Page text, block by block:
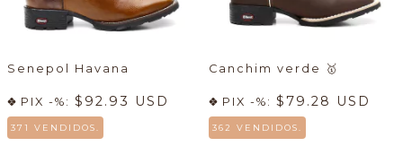
Senepol Havana
PIX -%: $92.93 USD
371 VENDIDOS.
Canchim verde 🥇
PIX -%: $79.28 USD
362 VENDIDOS.